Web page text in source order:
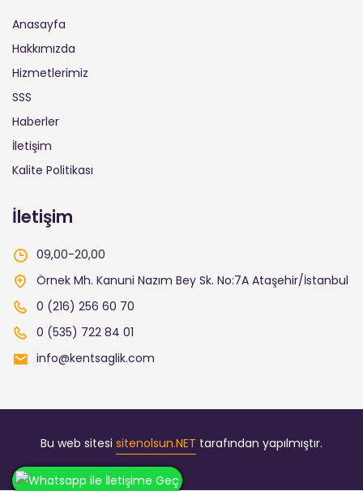
Anasayfa
Hakkımızda
Hizmetlerimiz
SSS
Haberler
İletişim
Kalite Politikası
İletişim
09,00-20,00
Örnek Mh. Kanuni Nazım Bey Sk. No:7A Ataşehir/İstanbul
0 (216) 256 60 70
0 (535) 722 84 01
info@kentsaglik.com
Bu web sitesi sitenolsun.NET tarafından yapılmıştır.